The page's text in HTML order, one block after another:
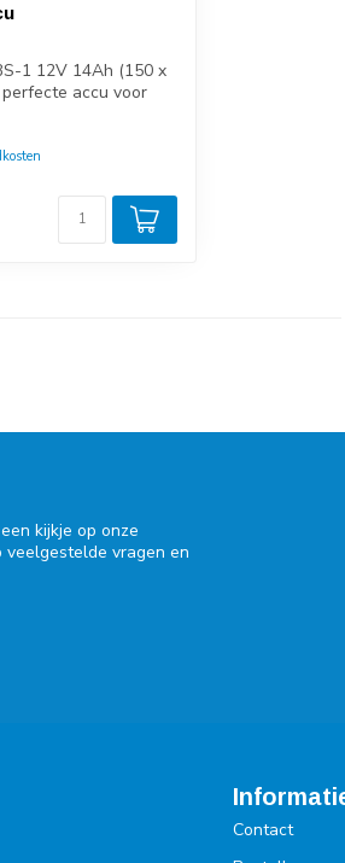
1 12V 14Ah (150 x
accu voor
kijkje op onze
vragen en
Contact